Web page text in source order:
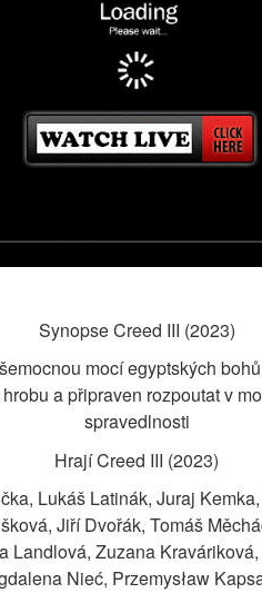
Synopse Creed III (2023)
mocí egyptských
a připraven rozpoutat v
spravedlnosti
Hrají Creed III (2023)
Lukáš Latinák, Juraj
Jiří Dvořák, Tomáš
Landlová, Zuzana
Nieć, Przemysław